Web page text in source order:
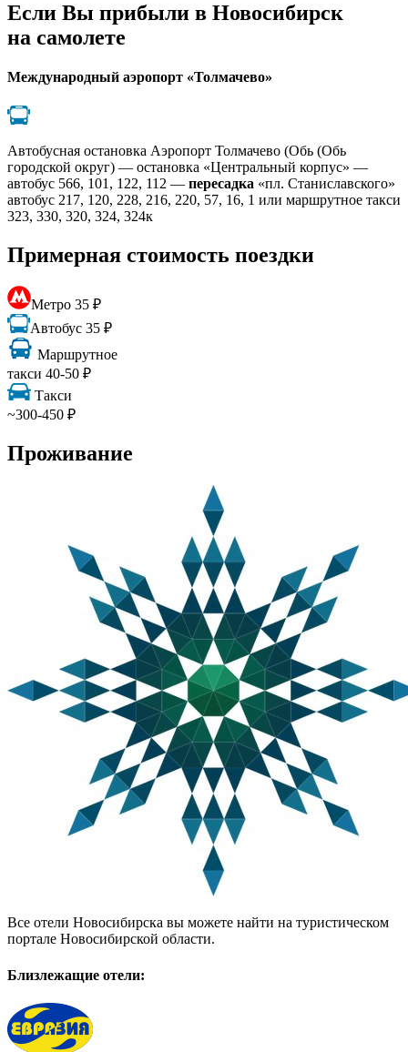
Если Вы прибыли в Новосибирск
на самолете
Международный аэропорт «Толмачево»
Автобусная остановка Аэропорт Толмачево (Обь (Обь
городской округ) — остановка «Центральный корпус» —
автобус 566, 101, 122, 112 — пересадка «пл. Станиславского»
автобус 217, 120, 228, 216, 220, 57, 16, 1 или маршрутное такси
323, 330, 320, 324, 324к
Примерная стоимость поездки
Метро 35 ₽
Автобус 35 ₽
Маршрутное
такси 40-50 ₽
Такси
~300-450 ₽
Проживание
Все отели Новосибирска вы можете найти на туристическом
портале Новосибирской области.
Близлежащие отели: